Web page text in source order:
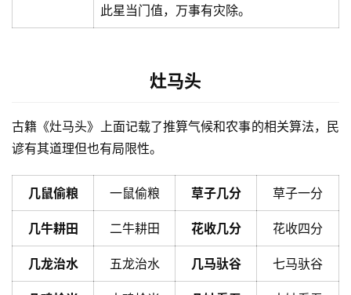
此星当门值，万事有灾除。
灶马头
古籍《灶马头》上面记载了推算气候和农事的相关算法，民
谚有其道理但也有局限性。
几鼠偷粮 一鼠偷粮 草子几分 草子一分
几牛耕田 二牛耕田 花收几分 花收四分
几龙治水 五龙治水 几马驮谷 七马驮谷